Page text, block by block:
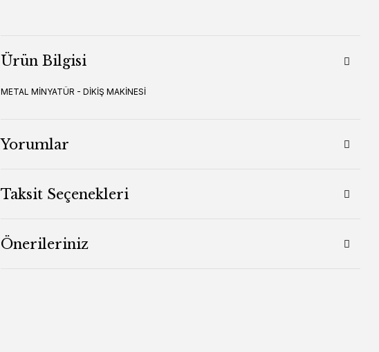
Ürün Bilgisi
METAL MİNYATÜR - DİKİŞ MAKİNESİ
Yorumlar
Taksit Seçenekleri
Önerileriniz